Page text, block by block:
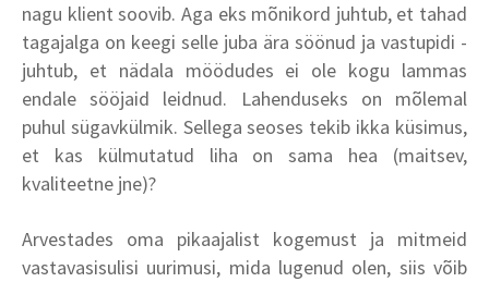
nagu klient soovib. Aga eks mõnikord juhtub, et tahad
tagajalga on keegi selle juba ära söönud ja vastupidi -
juhtub, et nädala möödudes ei ole kogu lammas
endale sööjaid leidnud. Lahenduseks on mõlemal
puhul sügavkülmik. Sellega seoses tekib ikka küsimus,
et kas külmutatud liha on sama hea (maitsev,
kvaliteetne jne)?
Arvestades oma pikaajalist kogemust ja mitmeid
vastavasisulisi uurimusi, mida lugenud olen, siis võib